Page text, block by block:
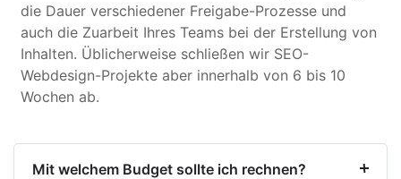
die Dauer verschiedener Freigabe-Prozesse und
auch die Zuarbeit Ihres Teams bei der Erstellung von
Inhalten. Üblicherweise schließen wir SEO-
Webdesign-Projekte aber innerhalb von 6 bis 10
Wochen ab.
Mit welchem Budget sollte ich rechnen?